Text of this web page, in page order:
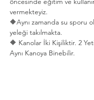
vermekteyiz.
🔶Aynı zamanda su sporu
yeleği takılmakta.
🔶 Kanolar İki Kişiliktir. 2
Aynı Kanoya Binebilir.